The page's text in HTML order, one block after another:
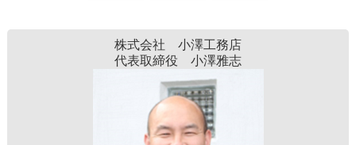
株式会社 小澤工務店
代表取締役 小澤雅志